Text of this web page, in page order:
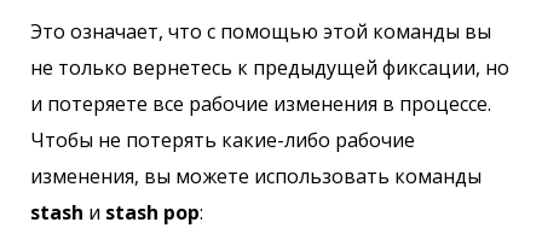
Это означает, что с помощью этой команды вы
не только вернетесь к предыдущей фиксации, но
и потеряете все рабочие изменения в процессе.
Чтобы не потерять какие-либо рабочие
изменения, вы можете использовать команды
stash и stash pop: